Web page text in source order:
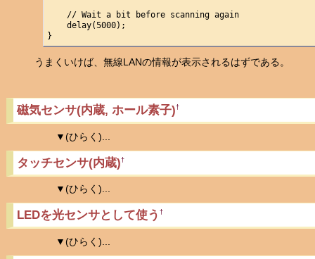
    // Wait a bit before scanning again
    delay(5000);
}
うまくいけば、無線LANの情報が表示されるはずである。
磁気センサ(内蔵, ホール素子)†
▼(ひらく)...
タッチセンサ(内蔵)†
▼(ひらく)...
LEDを光センサとして使う †
▼(ひらく)...